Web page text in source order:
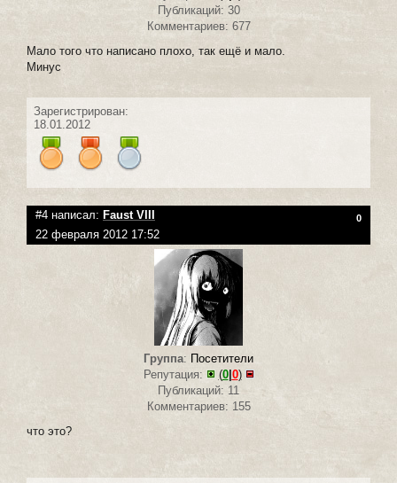
Публикаций: 30
Комментариев: 677
Мало того что написано плохо, так ещё и мало.
Минус
Зарегистрирован:
18.01.2012
#4 написал: Faust VIII 0
22 февраля 2012 17:52
Группа: Посетители
Репутация:
(0| 0)
Публикаций: 11
Комментариев: 155
что это?